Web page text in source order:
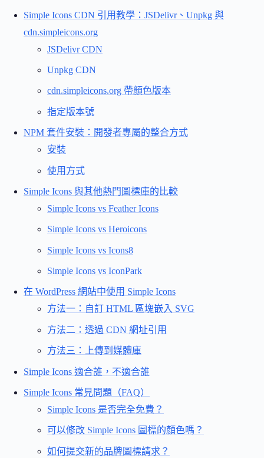
Simple Icons CDN 引用教學：JSDelivr、Unpkg 與
cdn.simpleicons.org
JSDelivr CDN
Unpkg CDN
cdn.simpleicons.org 帶顏色版本
指定版本號
NPM 套件安裝：開發者專屬的整合方式
安裝
使用方式
Simple Icons 與其他熱門圖標庫的比較
Simple Icons vs Feather Icons
Simple Icons vs Heroicons
Simple Icons vs Icons8
Simple Icons vs IconPark
在 WordPress 網站中使用 Simple Icons
方法一：自訂 HTML 區塊嵌入 SVG
方法二：透過 CDN 網址引用
方法三：上傳到媒體庫
Simple Icons 適合誰，不適合誰
Simple Icons 常見問題（FAQ）
Simple Icons 是否完全免費？
可以修改 Simple Icons 圖標的顏色嗎？
如何提交新的品牌圖標請求？